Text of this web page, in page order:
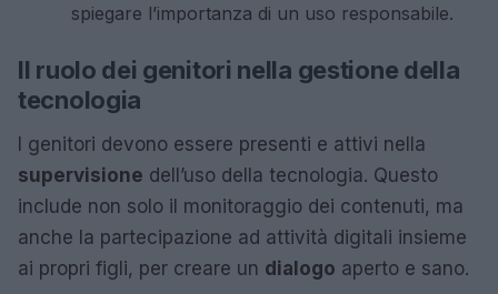
spiegare l’importanza di un uso responsabile.
Il ruolo dei genitori nella gestione della
tecnologia
I genitori devono essere presenti e attivi nella
supervisione dell’uso della tecnologia. Questo
include non solo il monitoraggio dei contenuti, ma
anche la partecipazione ad attività digitali insieme
ai propri figli, per creare un dialogo aperto e sano.